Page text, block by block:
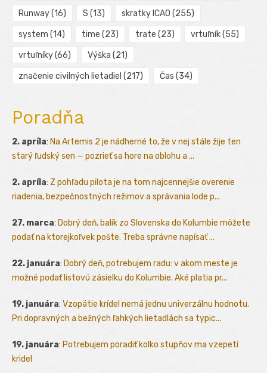
Runway(16) S (13) skratky ICAO (255)
system (14) time (23) trate (23) vrtuľník(55)
vrtuľníky(66) Výška (21)
značenie civilných lietadiel (217) Čas (34)
Poradňa
2. apríla: Na Artemis 2 je nádherné to, že v nej stále žije ten
starý ľudský sen — pozrieť sa hore na oblohu a ...
2. apríla: Z pohľadu pilota je na tom najcennejšie overenie
riadenia, bezpečnostných režimov a správania lode p...
27. marca: Dobrý deň, balík zo Slovenska do Kolumbie môžete
podať na ktorejkoľvek pošte. Treba správne napísať ...
22. januára: Dobrý deň, potrebujem radu: v akom meste je
možné podať listovú zásielku do Kolumbie. Aké platia pr...
19. januára: Vzopätie krídel nemá jednu univerzálnu hodnotu.
Pri dopravných a bežných ľahkých lietadlách sa typic...
19. januára: Potrebujem poradiť kolko stupňov ma vzepetí
kridel